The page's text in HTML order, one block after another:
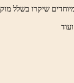
שיקרו בשלל